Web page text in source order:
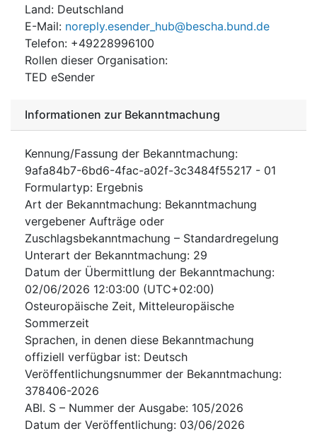
Land: Deutschland
E-Mail: noreply.esender_hub@bescha.bund.de
Telefon: +49228996100
Rollen dieser Organisation:
TED eSender
Informationen zur Bekanntmachung
Kennung/Fassung der Bekanntmachung:
9afa84b7-6bd6-4fac-a02f-3c3484f55217 - 01
Formulartyp: Ergebnis
Art der Bekanntmachung: Bekanntmachung
vergebener Aufträge oder
Zuschlagsbekanntmachung – Standardregelung
Unterart der Bekanntmachung: 29
Datum der Übermittlung der Bekanntmachung:
02/06/2026 12:03:00 (UTC+02:00)
Osteuropäische Zeit, Mitteleuropäische
Sommerzeit
Sprachen, in denen diese Bekanntmachung
offiziell verfügbar ist: Deutsch
Veröffentlichungsnummer der Bekanntmachung:
378406-2026
ABl. S – Nummer der Ausgabe: 105/2026
Datum der Veröffentlichung: 03/06/2026